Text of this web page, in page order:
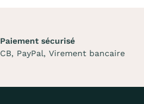
Paiement sécurisé
CB, PayPal, Virement bancaire